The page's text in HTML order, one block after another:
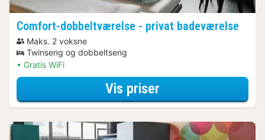
Comfort-dobbeltværelse - privat badeværelse
Maks. 2 voksne
Twinseng og dobbeltseng
Gratis WiFi
Vis priser